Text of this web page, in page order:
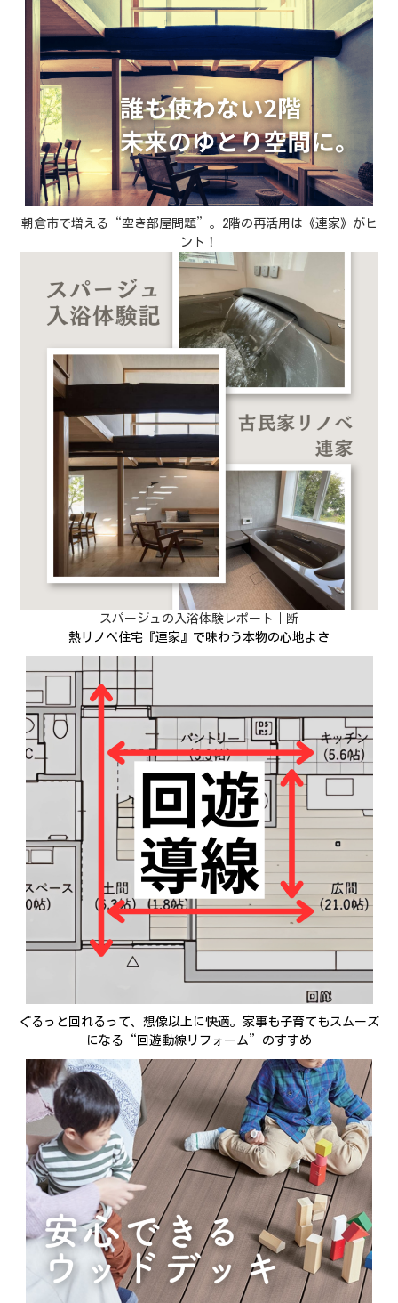
朝倉市で増える“空き部屋問題”。2階の再活用は《連家》がヒ
ント！
スパージュの入浴体験レポート｜断
熱リノベ住宅『連家』で味わう本物の心地よさ
ぐるっと回れるって、想像以上に快適。家事も子育てもスムーズ
になる“回遊動線リフォーム”のすすめ